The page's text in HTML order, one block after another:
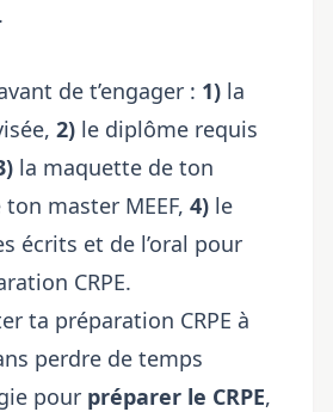
de t’engager : 1) la
2) le diplôme requis
la maquette de ton
master MEEF, 4) le
écrits et de l’oral pour
CRPE.
ta préparation CRPE à
perdre de temps
pour préparer le CRPE,